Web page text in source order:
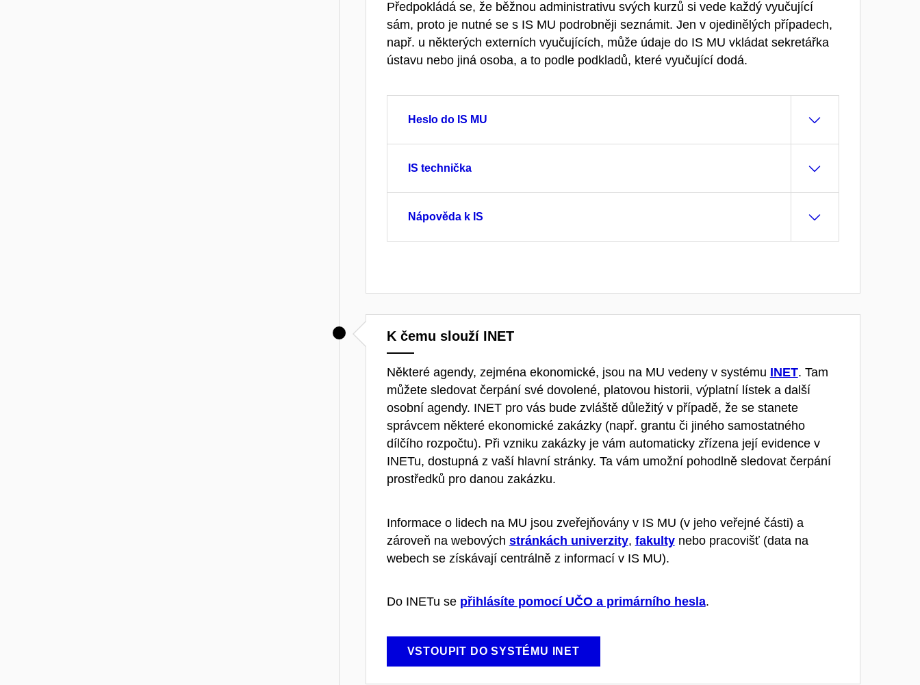
Předpokládá se, že běžnou administrativu svých kurzů si vede každý vyučující
sám, proto je nutné se s IS MU podrobněji seznámit. Jen v ojedinělých případech,
např. u některých externích vyučujících, může údaje do IS MU vkládat sekretářka
ústavu nebo jiná osoba, a to podle podkladů, které vyučující dodá.
Heslo do IS MU
IS technička
Nápověda k IS
K čemu slouží INET
Některé agendy, zejména ekonomické, jsou na MU vedeny v systému INET. Tam
můžete sledovat čerpání své dovolené, platovou historii, výplatní lístek a další
osobní agendy. INET pro vás bude zvláště důležitý v případě, že se stanete
správcem některé ekonomické zakázky (např. grantu či jiného samostatného
dílčího rozpočtu). Při vzniku zakázky je vám automaticky zřízena její evidence v
INETu, dostupná z vaší hlavní stránky. Ta vám umožní pohodlně sledovat čerpání
prostředků pro danou zakázku.
Informace o lidech na MU jsou zveřejňovány v IS MU (v jeho veřejné části) a
zároveň na webových stránkách univerzity, fakultynebo pracovišť (data na
webech se získávají centrálně z informací v IS MU).
Do INETu se přihlásíte pomocí UČO a primárního hesla.
VSTOUPIT DO SYSTÉMU INET